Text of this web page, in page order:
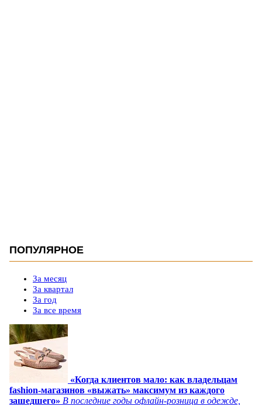
ПОПУЛЯРНОЕ
За месяц
За квартал
За год
За все время
«Когда клиентов мало: как владельцам
fashion-магазинов «выжать» максимум из каждого
зашедшего» В последние годы офлайн-розница в одежде,